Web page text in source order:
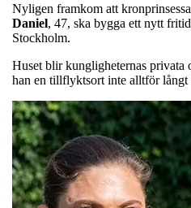
Nyligen framkom att
Daniel, 47, ska bygga ett nytt
Stockholm.
Huset blir kungligheternas privata
han en tillflyktsort inte alltför långt